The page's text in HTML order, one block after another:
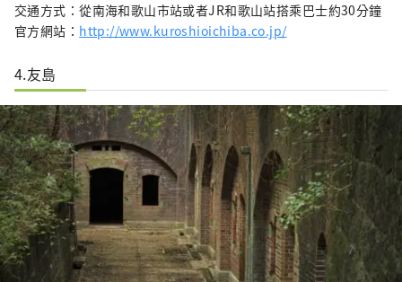
交通方式：從南海和歌山市站或者JR和歌山站搭乘巴士約30分鐘
官方網站： http://www.kuroshioichiba.co.jp/
4.友島